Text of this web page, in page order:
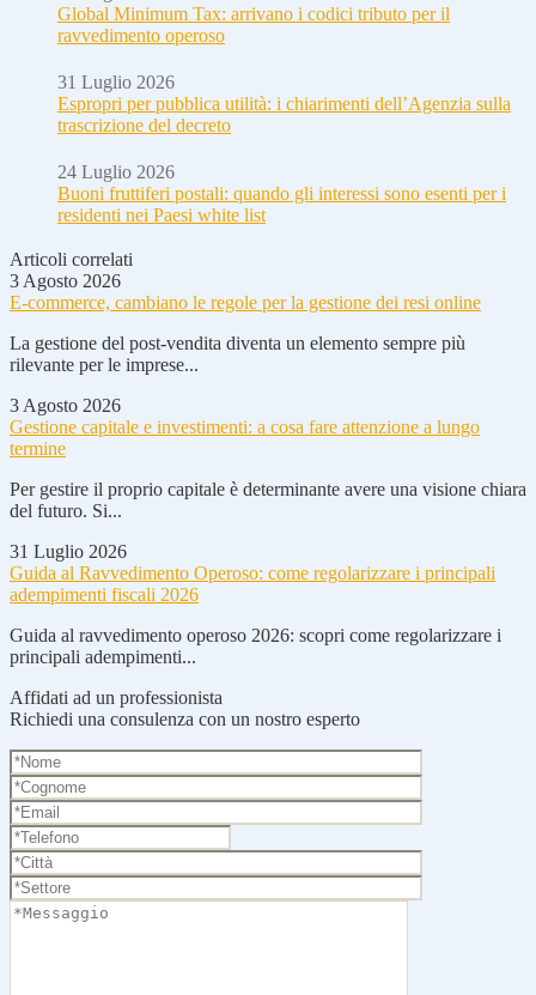
Global Minimum Tax: arrivano i codici tributo per il
ravvedimento operoso
31 Luglio 2026
Espropri per pubblica utilità: i chiarimenti dell’Agenzia sulla
trascrizione del decreto
24 Luglio 2026
Buoni fruttiferi postali: quando gli interessi sono esenti per i
residenti nei Paesi white list
Articoli correlati
3 Agosto 2026
E-commerce, cambiano le regole per la gestione dei resi online
La gestione del post-vendita diventa un elemento sempre più
rilevante per le imprese...
3 Agosto 2026
Gestione capitale e investimenti: a cosa fare attenzione a lungo
termine
Per gestire il proprio capitale è determinante avere una visione chiara
del futuro. Si...
31 Luglio 2026
Guida al Ravvedimento Operoso: come regolarizzare i principali
adempimenti fiscali 2026
Guida al ravvedimento operoso 2026: scopri come regolarizzare i
principali adempimenti...
Affidati ad un professionista
Richiedi una consulenza con un nostro esperto